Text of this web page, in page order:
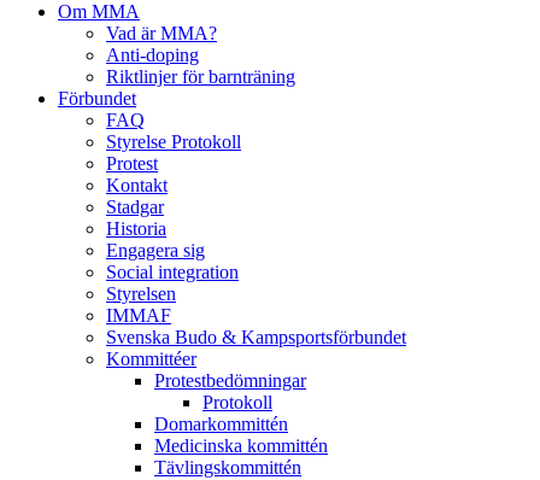
Om MMA
Vad är MMA?
Anti-doping
Riktlinjer för barnträning
Förbundet
FAQ
Styrelse Protokoll
Protest
Kontakt
Stadgar
Historia
Engagera sig
Social integration
Styrelsen
IMMAF
Svenska Budo & Kampsportsförbundet
Kommittéer
Protestbedömningar
Protokoll
Domarkommittén
Medicinska kommittén
Tävlingskommittén